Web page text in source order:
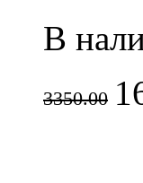
В
3350.00